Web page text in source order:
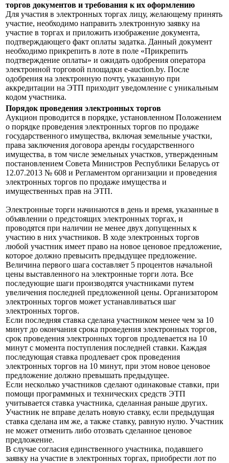
торгов документов и требования к их оформлению
Для участия в электронных торгах лицу, желающему принять
участие, необходимо направить электронную заявку на
участие в торгах и приложить изображение документа,
подтверждающего факт оплаты задатка. Данный документ
необходимо прикрепить в лоте в поле «Прикрепить
подтверждение оплаты» и ожидать одобрения оператора
электронной торговой площадки e-auction.by. После
одобрения на электронную почту, указанную при
аккредитации на ЭТП приходит уведомление с уникальным
кодом участника.
Порядок проведения электронных торгов
Аукцион проводится в порядке, установленном Положением
о порядке проведения электронных торгов по продаже
государственного имущества, включая земельные участки,
права заключения договора аренды государственного
имущества, в том числе земельных участков, утвержденным
постановлением Совета Министров Республики Беларусь от
12.07.2013 № 608 и Регламентом организации и проведения
электронных торгов по продаже имущества и
имущественных прав на ЭТП.
Электронные торги начинаются в день и время, указанные в
объявлении о предстоящих электронных торгах, и
проводятся при наличии не менее двух допущенных к
участию в них участников. В ходе электронных торгов
любой участник имеет право на новое ценовое предложение,
которое должно превысить предыдущее предложение.
Величина первого шага составляет 5 процентов начальной
цены выставленного на электронные торги лота. Все
последующие шаги производятся участниками путем
увеличения последней предложенной цены. Организатором
электронных торгов может устанавливаться шаг
электронных торгов.
Если последняя ставка сделана участником менее чем за 10
минут до окончания срока проведения электронных торгов,
срок проведения электронных торгов продлевается на 10
минут с момента поступления последней ставки. Каждая
последующая ставка продлевает срок проведения
электронных торгов на 10 минут, при этом новое ценовое
предложение должно превышать предыдущее.
Если несколько участников сделают одинаковые ставки, при
помощи программных и технических средств ЭТП
учитывается ставка участника, сделанная раньше других.
Участник не вправе делать новую ставку, если предыдущая
ставка сделана им же, а также ставку, равную нулю. Участник
не может отменить либо отозвать сделанное ценовое
предложение.
В случае согласия единственного участника, подавшего
заявку на участие в электронных торгах, приобрести лот по